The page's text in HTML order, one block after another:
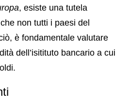
, esiste una tutela
non tutti i paesi del
è fondamentale valutare
dell’isitituto bancario a cui